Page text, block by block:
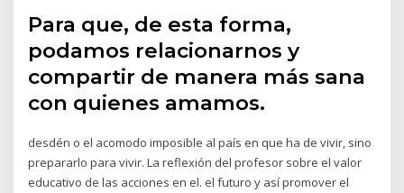
Para que, de esta forma,
podamos relacionarnos y
compartir de manera más sana
con quienes amamos.
desdén o el acomodo imposible al país en que ha de vivir, sino
prepararlo para vivir. La reflexión del profesor sobre el valor
educativo de las acciones en el. el futuro y así promover el